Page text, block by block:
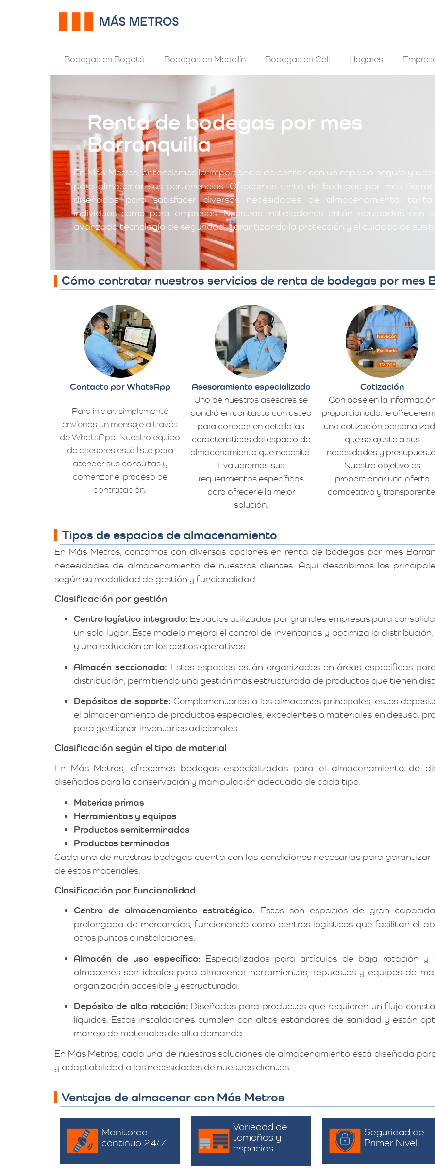
Bodegas en Bogotá Bodegas en Medellín Bodegas en Cali Hogares
Renta de bodegas por mes
Barranquilla
En Más Metros, entendemos la importancia de contar con un espacio seguro y
para almacenar sus pertenencias. Ofrecemos renta de bodegas por mes
diseñadas para satisfacer diversas necesidades de almacenamiento,
individuos como para empresas. Nuestras instalaciones están equipadas con
avanzada tecnología de seguridad, garantizando la protección y el cuidado de sus
Cómo contratar nuestros servicios de renta de bodegas por mes
Contacto por WhatsApp
Para iniciar, simplemente
envíenos un mensaje a través
de WhatsApp. Nuestro equipo
de asesores está listo para
atender sus consultas y
comenzar el proceso de
contratación.
Asesoramiento especializado
Uno de nuestros asesores se
pondrá en contacto con usted
para conocer en detalle las
características del espacio de
almacenamiento que necesita.
Evaluaremos sus
requerimientos específicos
para ofrecerle la mejor
solución.
Cotización
Con base en la
proporcionada, le
una cotización
que se ajuste a sus
necesidades y
Nuestro objetivo es
proporcionar una oferta
competitiva y
Tipos de espacios de almacenamiento
En Más Metros, contamos con diversas opciones en renta de bodegas por mes
necesidades de almacenamiento de nuestros clientes. Aquí describimos los
según su modalidad de gestión y funcionalidad.
Clasificación por gestión
Centro logístico integrado: Espacios utilizados por grandes empresas para
un solo lugar. Este modelo mejora el control de inventarios y optimiza la
y una reducción en los costos operativos.
Almacén seccionado: Estos espacios están organizados en áreas específicas
distribución, permitiendo una gestión más estructurada de productos que tienen
Depósitos de soporte: Complementarios a los almacenes principales, estos
el almacenamiento de productos especiales, excedentes o materiales en desuso,
para gestionar inventarios adicionales.
Clasificación según el tipo de material
En Más Metros, ofrecemos bodegas especializadas para el almacenamiento de
diseñados para la conservación y manipulación adecuada de cada tipo:
Materias primas
Herramientas y equipos
Productos semiterminados
Productos terminados
Cada una de nuestras bodegas cuenta con las condiciones necesarias para
de estos materiales.
Clasificación por funcionalidad
Centro de almacenamiento estratégico: Estos son espacios de gran
prolongada de mercancías, funcionando como centros logísticos que facilitan el
otros puntos o instalaciones.
Almacén de uso específico: Especializados para artículos de baja rotación y
almacenes son ideales para almacenar herramientas, repuestos y equipos de
organización accesible y estructurada.
Depósito de alta rotación: Diseñados para productos que requieren un flujo
líquidos. Estas instalaciones cumplen con altos estándares de sanidad y están
manejo de materiales de alta demanda.
En Más Metros, cada una de nuestras soluciones de almacenamiento está diseñada
y adaptabilidad a las necesidades de nuestros clientes.
Ventajas de almacenar con Más Metros
Monitoreo
continuo 24/7
Variedad de
tamaños y
espacios
Seguridad de
Primer Nivel